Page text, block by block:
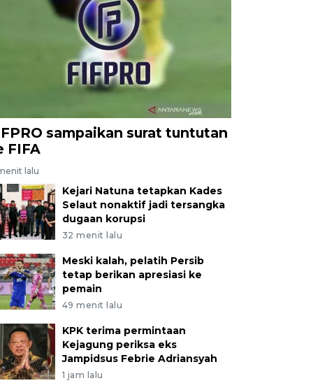
sampaikan surat tuntutan
FIFA
lalu
Kejari Natuna tetapkan Kades
Selaut nonaktif jadi tersangka
dugaan korupsi
32 menit lalu
Meski kalah, pelatih Persib
tetap berikan apresiasi ke
pemain
49 menit lalu
KPK terima permintaan
Kejagung periksa eks
Jampidsus Febrie Adriansyah
1 jam lalu